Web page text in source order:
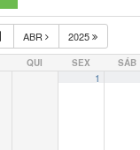
ABR 2025
QUI SEX SÁB
1